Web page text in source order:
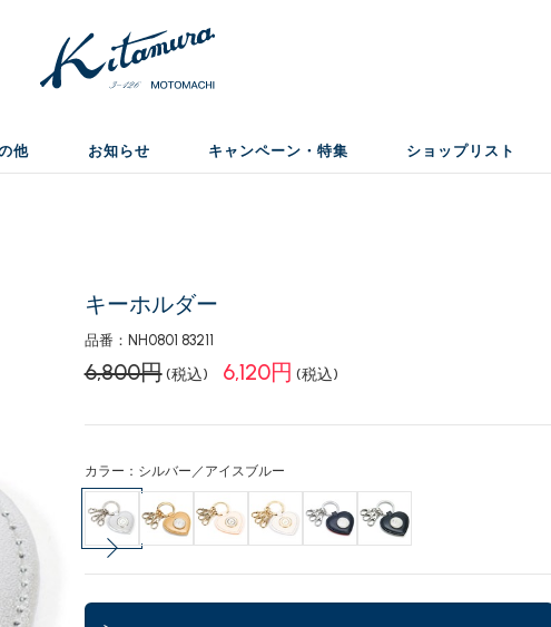
他 お知らせ キャンペーン・特集 ショップリスト
キーホルダー
品番：NH0801 83211
6,800円 (税込) 6,120円 (税込)
カラー：シルバー／アイスブルー